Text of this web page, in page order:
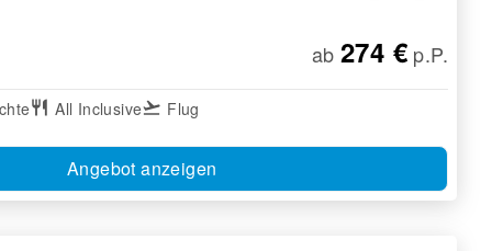
ab 274 € p.P.
restaurant All Inclusiveflight_takeoff Flug
Angebot anzeigen